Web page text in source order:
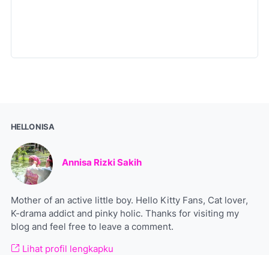
HELLO NISA
Annisa Rizki Sakih
Mother of an active little boy. Hello Kitty Fans, Cat lover,
K-drama addict and pinky holic. Thanks for visiting my
blog and feel free to leave a comment.
Lihat profil lengkapku